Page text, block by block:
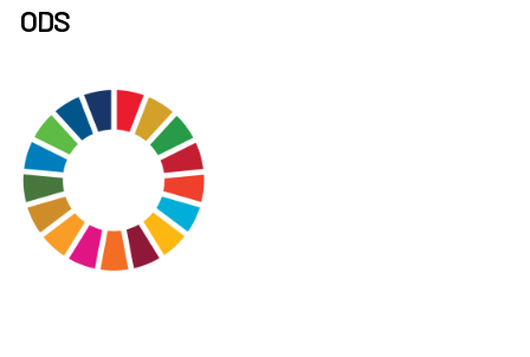
ODS